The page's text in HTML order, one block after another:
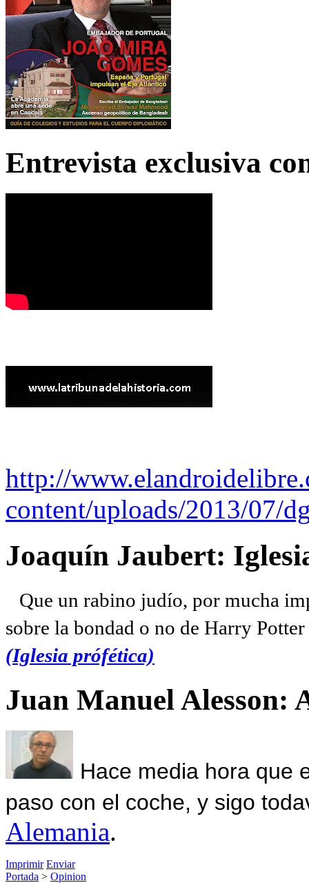
Entrevista exclusiva
http://
content/uploads/2013/07/
Joaquín Jaubert:
Que un rabino judío, por mucha
sobre la bondad o no de Harry
(Iglesia prófética)
Juan Manuel Alesson:
Hace media hora que
paso con el coche, y sigo
Alemania.
Imprimir Enviar
Portada > Opinion